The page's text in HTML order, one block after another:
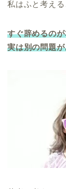
私はふと考える
すぐ辞めるの
実は別の問題